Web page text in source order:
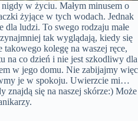
w życiu. Małym minusem o
żyjące w tych wodach. Jednak
dla ludzi. To swego rodzaju małe
tak wyglądają, kiedy się
kolegę na waszej ręce,
na co dzień i nie jest szkodliwy dla
w jego domu. Nie zabijajmy więc
je w spokoju. Uwierzcie mi…
znajdą się na naszej skórze:) Może